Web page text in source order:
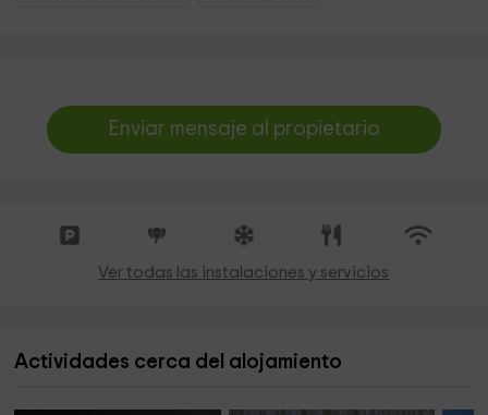
Enviar mensaje al propietario
Ver todas las instalaciones y servicios
Actividades cerca del alojamiento